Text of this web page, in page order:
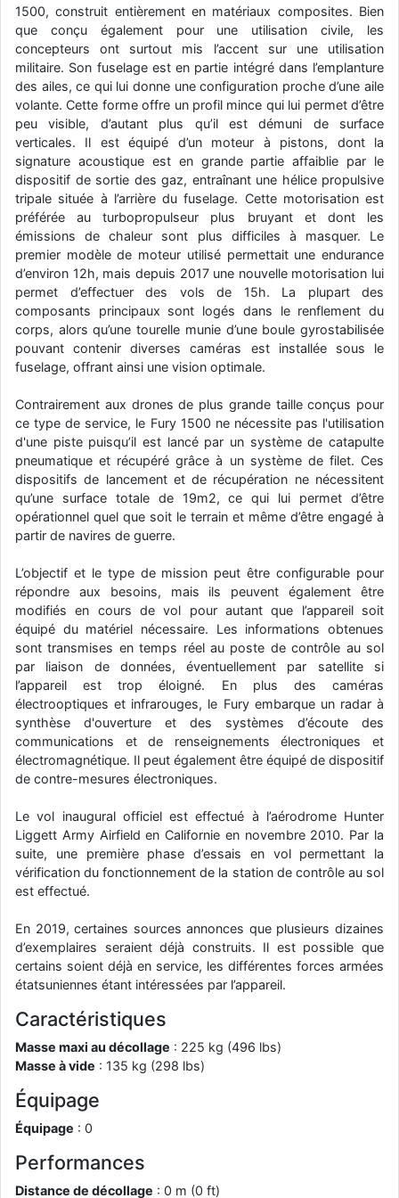
d9pouces: Joyeux Noël à tous !
d9pouces: mais tu peux tenter l'un des rares lycées militaires
comme le Prytanée dans la Sarthe, ça ne peut pas faire de mal !
d9pouces : C'est plutôt après le lycée, voire après une prépa
scientifique, tu as donc encore un peu de temps devant toi
yaellerigolow: bonjour a tous je suis un élève de première
passionnée par l'aviation militaire , pourrais je savoir que faire après
le lycée pour s'orienter et pouvoir devenir officier de l'armée de l'air?
d9pouces: lesquels, par exemple ?
mahmoud: bonsoir, très instructif ce site .mais nous aimerions avoir
les photo des anciens appareils de l'armée de l'air de la haute -volta
d9pouces: Ça me casse quand même bien les pieds, j’avoue
jericho : Pour moi tout est à nouveau OK dirait-on… Merci à toi.
d9pouces: En espérant n’avoir coupé les accessoires de personne
au passage !
d9pouces: j'ai trouvé un palliatif un peu violent, mais ça devrait aller
d9pouces: cette fois, c'est le Brésil et Singapour qui mettent le site
par terre
jericho: Ah ben je peux te confirmer que j'étais resté dans le filtre…
d9pouces
: Désolé ! Mon filtrage a été un peu trop violent
manifestement
1500, construit entièrement en matériaux composites. Bien
que conçu également pour une utilisation civile, les
concepteurs ont surtout mis l’accent sur une utilisation
militaire. Son fuselage est en partie intégré dans l’emplanture
des ailes, ce qui lui donne une configuration proche d’une aile
volante. Cette forme offre un profil mince qui lui permet d’être
peu visible, d’autant plus qu’il est démuni de surface
verticales. Il est équipé d’un moteur à pistons, dont la
signature acoustique est en grande partie affaiblie par le
dispositif de sortie des gaz, entraînant une hélice propulsive
tripale située à l’arrière du fuselage. Cette motorisation est
préférée au turbopropulseur plus bruyant et dont les
émissions de chaleur sont plus difficiles à masquer. Le
premier modèle de moteur utilisé permettait une endurance
d’environ 12h, mais depuis 2017 une nouvelle motorisation lui
permet d’effectuer des vols de 15h. La plupart des
composants principaux sont logés dans le renflement du
corps, alors qu’une tourelle munie d’une boule gyrostabilisée
pouvant contenir diverses caméras est installée sous le
fuselage, offrant ainsi une vision optimale.
Contrairement aux drones de plus grande taille conçus pour
ce type de service, le Fury 1500 ne nécessite pas l'utilisation
d'une piste puisqu’il est lancé par un système de catapulte
pneumatique et récupéré grâce à un système de filet. Ces
dispositifs de lancement et de récupération ne nécessitent
qu’une surface totale de 19m2, ce qui lui permet d’être
opérationnel quel que soit le terrain et même d’être engagé à
partir de navires de guerre.
L’objectif et le type de mission peut être configurable pour
répondre aux besoins, mais ils peuvent également être
modifiés en cours de vol pour autant que l’appareil soit
équipé du matériel nécessaire. Les informations obtenues
sont transmises en temps réel au poste de contrôle au sol
par liaison de données, éventuellement par satellite si
l’appareil est trop éloigné. En plus des caméras
électrooptiques et infrarouges, le Fury embarque un radar à
synthèse d'ouverture et des systèmes d’écoute des
communications et de renseignements électroniques et
électromagnétique. Il peut également être équipé de dispositif
de contre-mesures électroniques.
Le vol inaugural officiel est effectué à l’aérodrome Hunter
Liggett Army Airfield en Californie en novembre 2010. Par la
suite, une première phase d’essais en vol permettant la
vérification du fonctionnement de la station de contrôle au sol
est effectué.
En 2019, certaines sources annonces que plusieurs dizaines
d’exemplaires seraient déjà construits. Il est possible que
certains soient déjà en service, les différentes forces armées
étatsuniennes étant intéressées par l’appareil.
Caractéristiques
Masse maxi au décollage : 225 kg (496 lbs)
Masse à vide : 135 kg (298 lbs)
Équipage
Équipage : 0
Performances
Distance de décollage : 0 m (0 ft)